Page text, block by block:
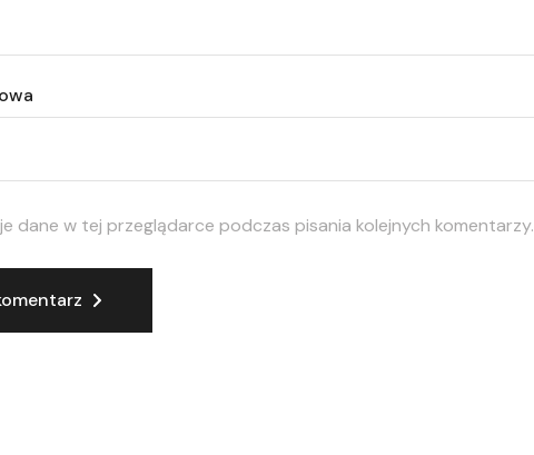
dane w tej przeglądarce podczas pisania kolejnych komentarzy.